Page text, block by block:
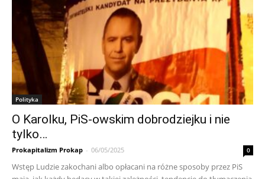
Polityka
O Karolku, PiS-owskim dobrodziejku i nie
tylko…
Prokapitalizm Prokap - 06/05/2025 0
Wstęp Ludzie zakochani albo opłacani na różne sposoby przez PiS